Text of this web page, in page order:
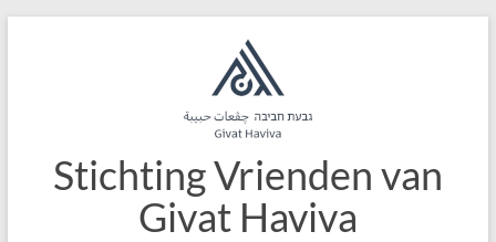
Stichting Vrienden van
Givat Haviva